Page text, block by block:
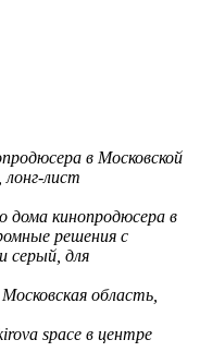
в Московской
лонг-лист
дома кинопродюсера в
решения с
серый, для
область,
space в центре